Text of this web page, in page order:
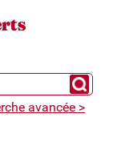
Chercher
avancée >